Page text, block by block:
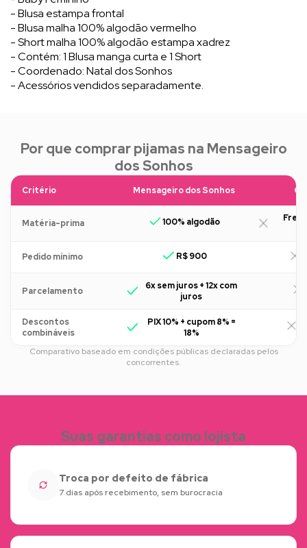
- Blusa estampa frontal
- Blusa malha 100% algodão vermelho
- Short malha 100% algodão estampa xadrez
- Contém: 1 Blusa manga curta e 1 Short
- Coordenado: Natal dos Sonhos
- Acessórios vendidos separadamente.
Por que comprar pijamas na Mensageiro
dos Sonhos
Critério Mensageiro dos Sonhos
Matéria-prima 100% algodão
Pedido mínimo R$ 900
Parcelamento
6x sem juros + 12x com
juros
Descontos
combináveis
PIX 10% + cupom 8% =
18%
Comparativo baseado em condições públicas declaradas pelos
concorrentes.
Suas garantias como lojista
Troca por defeito de fábrica
7 dias após recebimento, sem burocracia